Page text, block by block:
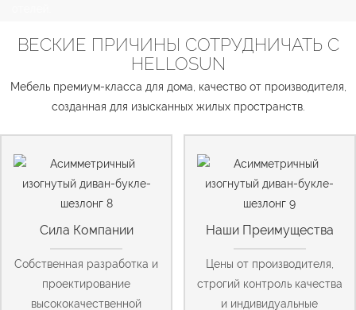
ВЕСКИЕ ПРИЧИНЫ СОТРУДНИЧАТЬ С
HELLOSUN
Мебель премиум-класса для дома, качество от производителя,
созданная для изысканных жилых пространств.
Сила Компании
Собственная разработка и
проектирование
высококачественной
Наши Преимущества
Цены от производителя,
строгий контроль качества
и индивидуальные